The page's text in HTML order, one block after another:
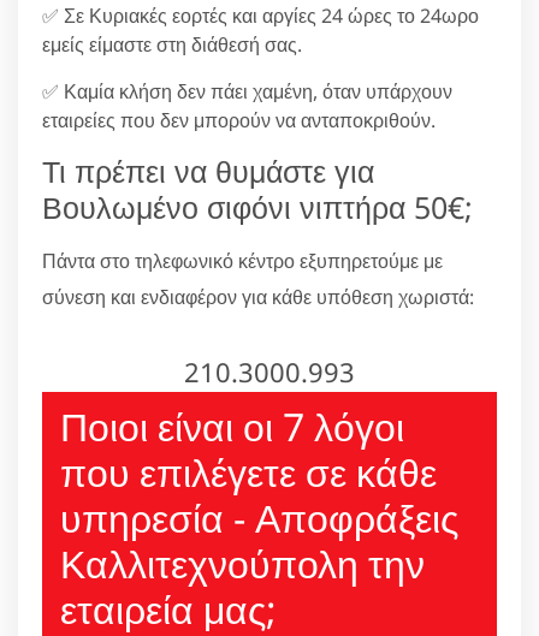
✅ Σε Κυριακές εορτές και αργίες 24 ώρες το 24ωρο
εμείς είμαστε στη διάθεσή σας.
✅ Καμία κλήση δεν πάει χαμένη, όταν υπάρχουν
εταιρείες που δεν μπορούν να ανταποκριθούν.
Τι πρέπει να θυμάστε για
Βουλωμένο σιφόνι νιπτήρα 50€;
Πάντα στο τηλεφωνικό κέντρο εξυπηρετούμε με
σύνεση και ενδιαφέρον για κάθε υπόθεση χωριστά:
210.3000.993
Ποιοι είναι οι 7 λόγοι
που επιλέγετε σε κάθε
υπηρεσία - Αποφράξεις
Καλλιτεχνούπολη την
εταιρεία μας;